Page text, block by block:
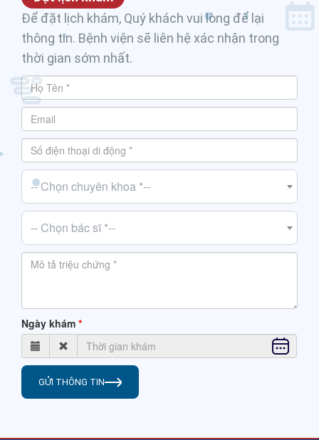
Để đặt lịch khám, Quý khách vui lòng để lại
thông tin. Bệnh viện sẽ liên hệ xác nhận trong
thời gian sớm nhất.
-- Chọn chuyên khoa *--
-- Chọn bác sĩ *--
Ngày khám
GỬI THÔNG TIN